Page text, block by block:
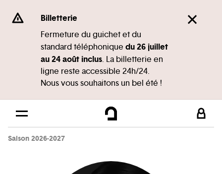
Se rendre au
Contenu principal
Pied de page
Billetterie
Fermeture du guichet et du
standard téléphonique du 26 juillet
au 24 août inclus. La billetterie en
ligne reste accessible 24h/24.
Nous vous souhaitons un bel été !
Saison 2026-2027